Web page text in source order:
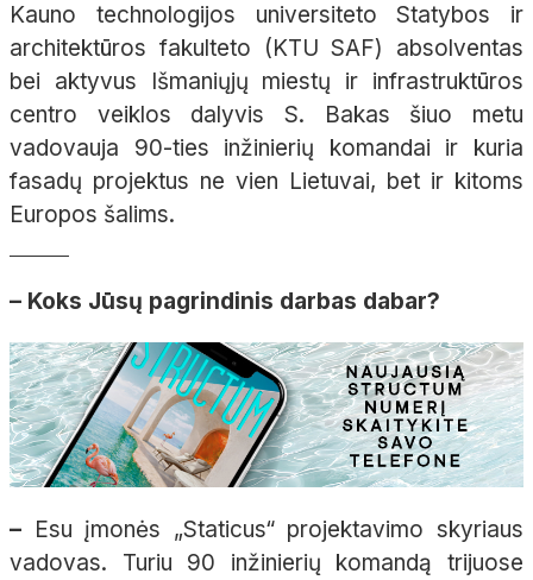
Kauno technologijos universiteto Statybos ir
architektūros fakulteto (KTU SAF) absolventas
bei aktyvus Išmaniųjų miestų ir infrastruktūros
centro veiklos dalyvis S. Bakas šiuo metu
vadovauja 90-ties inžinierių komandai ir kuria
fasadų projektus ne vien Lietuvai, bet ir kitoms
Europos šalims.
– Koks Jūsų pagrindinis darbas dabar?
– Esu įmonės „Staticus“ projektavimo skyriaus
vadovas. Turiu 90 inžinierių komandą trijuose